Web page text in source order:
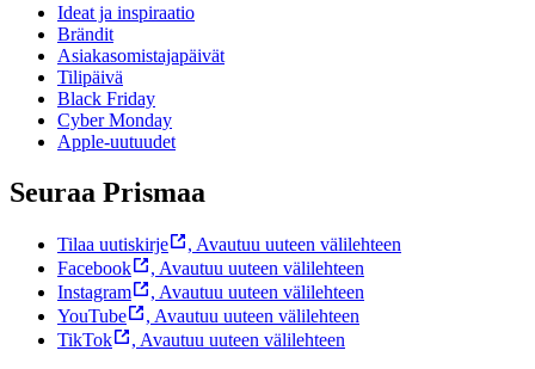
Ideat ja inspiraatio
Brändit
Asiakasomistajapäivät
Tilipäivä
Black Friday
Cyber Monday
Apple-uutuudet
Seuraa Prismaa
Tilaa uutiskirje , Avautuu uuteen välilehteen
Facebook
, Avautuu uuteen välilehteen
Instagram
, Avautuu uuteen välilehteen
YouTube
, Avautuu uuteen välilehteen
TikTok
, Avautuu uuteen välilehteen